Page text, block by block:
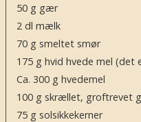
50 g gær
2 dl mælk
70 g smeltet smør
175 g hvid hvede mel (det
Ca. 300 g hvedemel
100 g skrællet, groftrevet
75 g solsikkekerner